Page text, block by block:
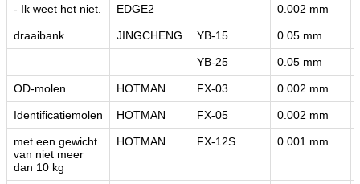
- Ik weet het niet. EDGE2 0.002 mm
draaibank JINGCHENG YB-15 0.05 mm
YB-25 0.05 mm
OD-molen HOTMAN FX-03 0.002 mm
Identificatiemolen HOTMAN FX-05 0.002 mm
met een gewicht
van niet meer
dan 10 kg
HOTMAN FX-12S 0.001 mm